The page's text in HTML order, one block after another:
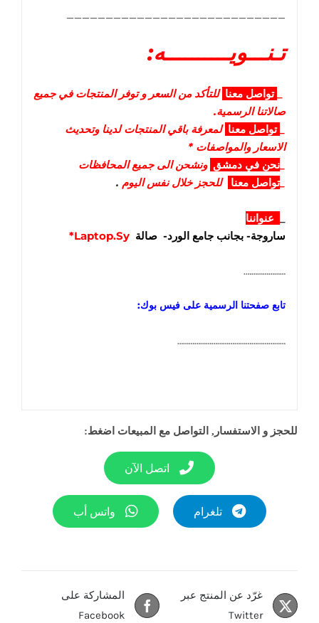
____________________________
تـنـــويــــــــــه:
تواصل معنا للتأكد من السعر و توفر المنتجات في جميع
صالاتنا الرسمية.
تواصل معنا لمعرفة باقي المنتجات لدينا وتحديث
الاسعار والمواصفات *
نحن في دمشق ونشحن الى جميع المحافظات
تواصل معنا للحجز خلال نفس اليوم .
عنواننا
ساروجة- بجانب جامع الورد- صالة
………………….
تابع صفحتنا الرسمية على فيس بوك:
…………………………………………………
للحجز و الاستفسار, التواصل مع المبيعات اضغط:
اتصل الآن
تلغرام واتس أب
المشاركة على
Facebook
غرّد عن المنتج عبر
Twitter